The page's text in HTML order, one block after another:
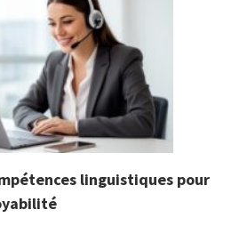
linguistiques pour